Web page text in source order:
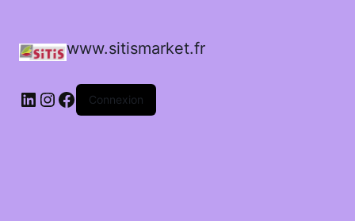
www.sitismarket.fr
LinkedIn
Instagram
Facebook
Connexion